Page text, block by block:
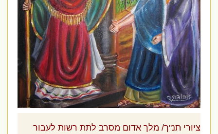
ציורי תנ"ך/ מלך אדום מסרב לתת רשות לעבור